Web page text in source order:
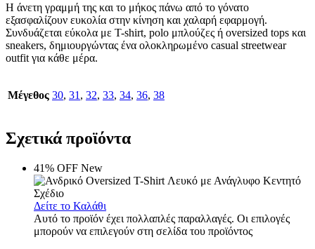
Η άνετη γραμμή της και το μήκος πάνω από το γόνατο
εξασφαλίζουν ευκολία στην κίνηση και χαλαρή εφαρμογή.
Συνδυάζεται εύκολα με T-shirt, polo μπλούζες ή oversized tops και
sneakers, δημιουργώντας ένα ολοκληρωμένο casual streetwear
outfit για κάθε μέρα.
Μέγεθος 30, 31 , 32, 33, 34, 36, 38
Σχετικά προϊόντα
41% OFF New
Δείτε το Καλάθι
Αυτό το προϊόν έχει πολλαπλές παραλλαγές. Οι επιλογές
μπορούν να επιλεγούν στη σελίδα του προϊόντος